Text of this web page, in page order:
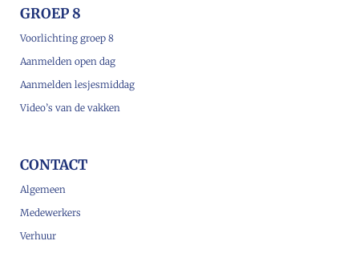
GROEP 8
Voorlichting groep 8
Aanmelden open dag
Aanmelden lesjesmiddag
Video’s van de vakken
CONTACT
Algemeen
Medewerkers
Verhuur